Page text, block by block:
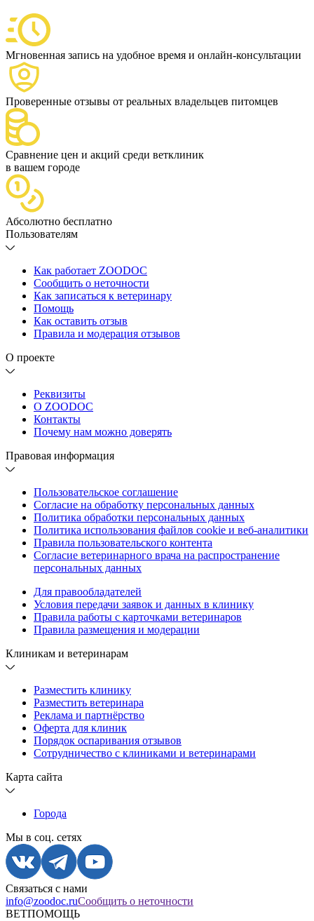
Мгновенная запись на удобное время и онлайн-консультации
Проверенные отзывы от реальных владельцев питомцев
Сравнение цен и акций среди ветклиник
в вашем городе
Абсолютно бесплатно
Пользователям
Как работает ZOODOC
Сообщить о неточности
Как записаться к ветеринару
Помощь
Как оставить отзыв
Правила и модерация отзывов
О проекте
Реквизиты
О ZOODOC
Контакты
Почему нам можно доверять
Правовая информация
Пользовательское соглашение
Согласие на обработку персональных данных
Политика обработки персональных данных
Политика использования файлов cookie и веб-аналитики
Правила пользовательского контента
Согласие ветеринарного врача на распространение
персональных данных
Для правообладателей
Условия передачи заявок и данных в клинику
Правила работы с карточками ветеринаров
Правила размещения и модерации
Клиникам и ветеринарам
Разместить клинику
Разместить ветеринара
Реклама и партнёрство
Оферта для клиник
Порядок оспаривания отзывов
Сотрудничество с клиниками и ветеринарами
Карта сайта
Города
Мы в соц. сетях
Связаться с нами
info@zoodoc.ruСообщить о неточности
ВЕТПОМОЩЬ